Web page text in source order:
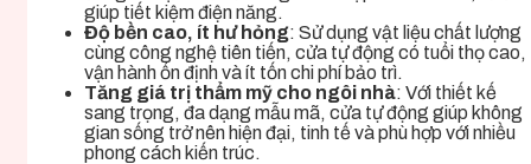
giúp tiết kiệm điện năng.
Độ bền cao, ít hư hỏng: Sử dụng vật liệu chất lượng
cùng công nghệ tiên tiến, cửa tự động có tuổi thọ cao,
vận hành ổn định và ít tốn chi phí bảo trì.
Tăng giá trị thẩm mỹ cho ngôi nhà: Với thiết kế
sang trọng, đa dạng mẫu mã, cửa tự động giúp không
gian sống trở nên hiện đại, tinh tế và phù hợp với nhiều
phong cách kiến trúc.